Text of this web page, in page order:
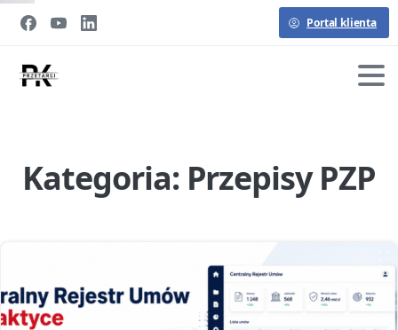
Portal klienta
Kategoria: Przepisy PZP